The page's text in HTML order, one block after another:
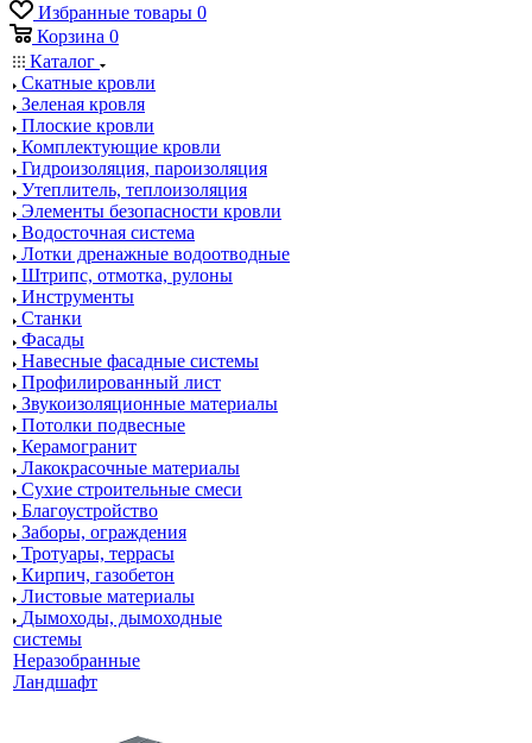
Избранные товары 0
Корзина 0
Каталог
Скатные кровли
Зеленая кровля
Плоские кровли
Комплектующие кровли
Гидроизоляция, пароизоляция
Утеплитель, теплоизоляция
Элементы безопасности кровли
Водосточная система
Лотки дренажные водоотводные
Штрипс, отмотка, рулоны
Инструменты
Станки
Фасады
Навесные фасадные системы
Профилированный лист
Звукоизоляционные материалы
Потолки подвесные
Керамогранит
Лакокрасочные материалы
Сухие строительные смеси
Благоустройство
Заборы, ограждения
Тротуары, террасы
Кирпич, газобетон
Листовые материалы
Дымоходы, дымоходные
системы
Неразобранные
Ландшафт